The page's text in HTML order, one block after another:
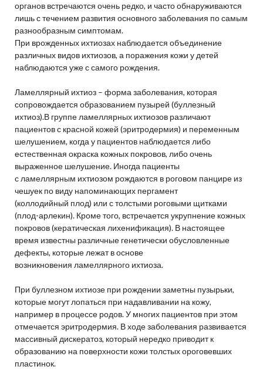
органов встречаются очень редко, и часто обнаруживаются
лишь с течением развития основного заболевания по самым
разнообразным симптомам.
При врожденных ихтиозах наблюдается объединение
различных видов ихтиозов, а поражения кожи у детей
наблюдаются уже с самого рождения.
Ламеллярный ихтиоз – форма заболевания, которая
сопровождается образованием пузырей (буллезный
ихтиоз).В группе ламеллярных ихтиозов различают
пациентов с красной кожей (эритродермия) и переменным
шелушением, когда у пациентов наблюдается либо
естественная окраска кожных покровов, либо очень
выраженное шелушение. Иногда пациенты
с ламеллярным ихтиозом рождаются в роговом панцире из
чешуек по виду напоминающих пергамент
(коллодийный плод) или с толстыми роговыми щитками
(плод-арлекин). Кроме того, встречается укрупнение кожных
покровов (кератическая лихенификация). В настоящее
время известны различные генетически обусловленные
дефекты, которые лежат в основе
возникновения ламеллярного ихтиоза.
При буллезном ихтиозе при рождении заметны пузырьки,
которые могут лопаться при надавливании на кожу,
например в процессе родов. У многих пациентов при этом
отмечается эритродермия. В ходе заболевания развивается
массивный дискератоз, который нередко приводит к
образованию на поверхности кожи толстых ороговевших
пластинок.